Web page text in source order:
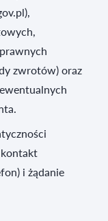
zwrotów) oraz
i żądanie